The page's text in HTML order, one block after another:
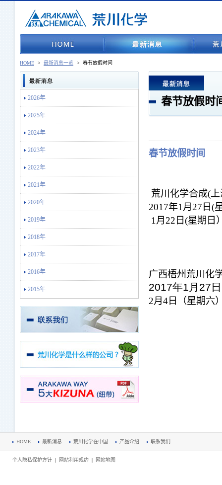
HOME > 最新消息一览 > 春节放假时间
春节放假时
春节放假时间
荒川化学合成(
2017年1月27日(
1月22日(星期日
广西梧州荒川化
2017年1月 27
2月4日（星期六
2026年
2025年
2024年
2023年
2022年
2021年
2020年
2019年
2018年
2017年
2016年
2015年
HOME 最新消息 荒川化学在中国 产品介绍 联系我们
个人隐私保护方针 | 网站利用规约 | 网站地图